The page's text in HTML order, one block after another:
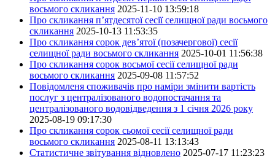
восьмого скликання 2025-11-10 13:59:18
Про скликання п’ятдесятої сесії селищної ради восьмого
скликання 2025-10-13 11:53:35
Про скликання сорок дев’ятої (позачергової) сесії
селищної ради восьмого скликання 2025-10-01 11:56:38
Про скликання сорок восьмої сесії селищної ради
восьмого скликання 2025-09-08 11:57:52
Повідомленя споживачів про наміри змінити вартість
послуг з централізованого водопостачання та
централізованого водовідведення з 1 січня 2026 року
2025-08-19 09:17:30
Про скликання сорок сьомої сесії селищної ради
восьмого скликання 2025-08-11 13:13:43
Статистичне звітування відновлено 2025-07-17 11:23:23